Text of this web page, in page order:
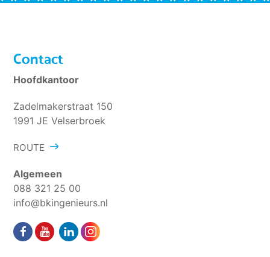
Contact
Hoofdkantoor
Zadelmakerstraat 150
1991 JE Velserbroek
ROUTE
Algemeen
088 321 25 00
info@bkingenieurs.nl